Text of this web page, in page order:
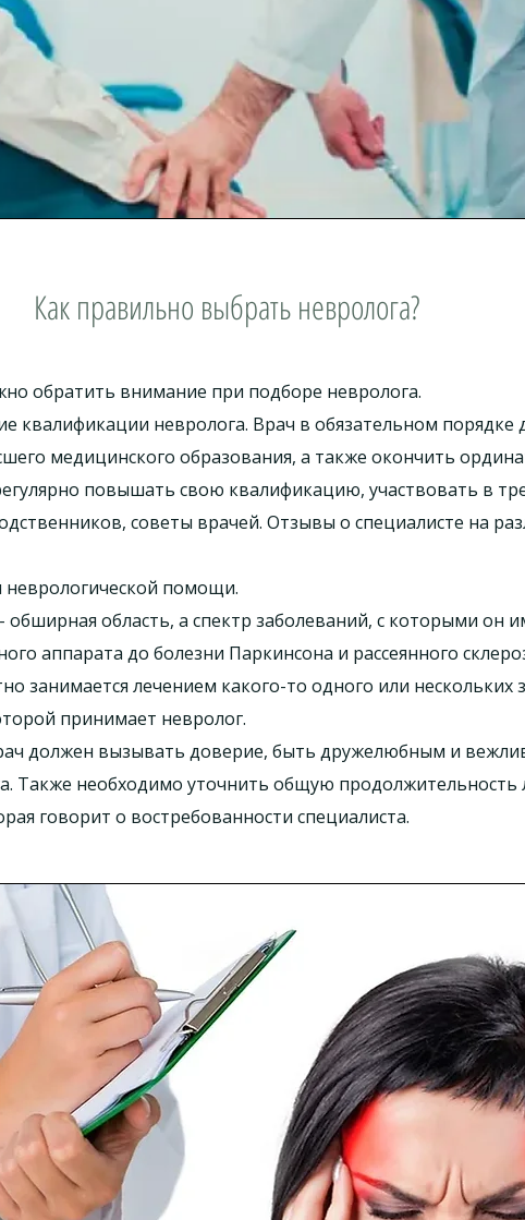
Как правильно выбрать невролога?
обратить внимание при подборе невролога.​
квалификации невролога. Врач в обязательном
медицинского образования, а также окончить
повышать свою квалификацию, участвовать в
советы врачей. Отзывы о специалисте на
помощи.
область, а спектр заболеваний, с которыми он
аппарата до болезни Паркинсона и рассеянного
занимается лечением какого-то одного или нескольких
принимает невролог.
должен вызывать доверие, быть дружелюбным и
Также необходимо уточнить общую продолжительность
говорит о востребованности специалиста.